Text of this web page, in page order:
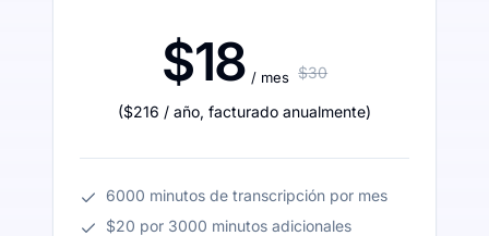
$18 / mes $30
($216 / año, facturado anualmente)
6000 minutos de transcripción por mes
$20 por 3000 minutos adicionales